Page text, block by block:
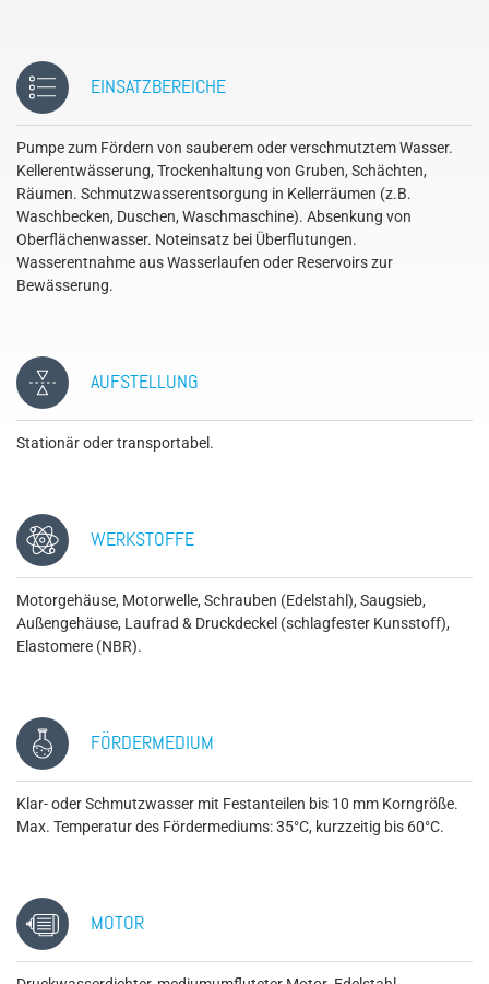
EINSATZBEREICHE
Pumpe zum Fördern von sauberem oder verschmutztem Wasser.
Kellerentwässerung, Trockenhaltung von Gruben, Schächten,
Räumen. Schmutzwasserentsorgung in Kellerräumen (z.B.
Waschbecken, Duschen, Waschmaschine). Absenkung von
Oberflächenwasser. Noteinsatz bei Überflutungen.
Wasserentnahme aus Wasserlaufen oder Reservoirs zur
Bewässerung.
AUFSTELLUNG
Stationär oder transportabel.
WERKSTOFFE
Motorgehäuse, Motorwelle, Schrauben (Edelstahl), Saugsieb,
Außengehäuse, Laufrad & Druckdeckel (schlagfester Kunsstoff),
Elastomere (NBR).
FÖRDERMEDIUM
Klar- oder Schmutzwasser mit Festanteilen bis 10 mm Korngröße.
Max. Temperatur des Fördermediums: 35°C, kurzzeitig bis 60°C.
MOTOR